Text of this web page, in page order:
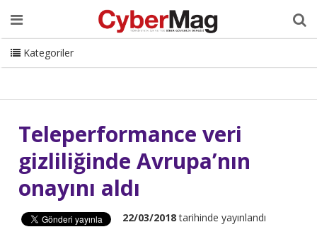
Ana Sayfa Hakkımızda Dergi Editörden
Danışmanlık
ISC Turkey Sizden Gelenler
İletişim
CyberMag Logo
Kategoriler
Teleperformance veri
gizliliğinde Avrupa’nın
onayını aldı
22/03/2018tarihinde yayınlandı